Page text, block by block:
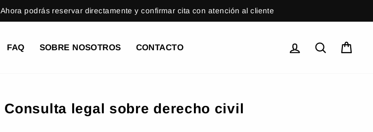
Ahora podrás reservar directamente y confirmar cita con atención al cliente
FAQ SOBRE NOSOTROS CONTACTO Iniciar sesión
Buscar
Consulta legal sobre derecho civil